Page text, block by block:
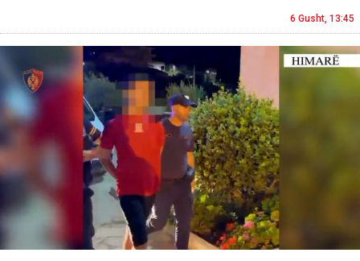
6 Gusht, 13:45